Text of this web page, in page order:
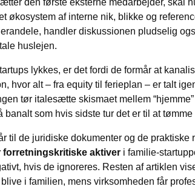
økosystem af interne nik, blikke og
handler diskussionen pludselig
huslejen.
lykkes, er det fordi de formår at
hvor alt – fra equity til ferieplan – er talt
tør italesætte skismaet mellem
banalt som hvis sidste tur det er til at
til de juridiske dokumenter og de
forretningskritiske aktiver i familie-
hvis de ignoreres. Resten af artiklen
i familien, mens virksomheden får